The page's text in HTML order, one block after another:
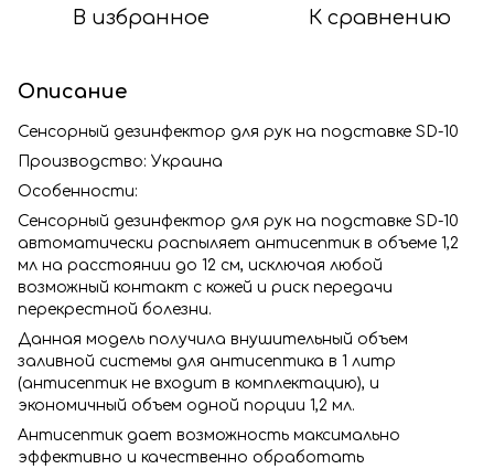
В избранное К сравнению
Описание
Сенсорный дезинфектор для рук на подставке SD-10
Производство: Украина
Особенности:
Сенсорный дезинфектор для рук на подставке SD-10
автоматически распыляет антисептик в объеме 1,2
мл на расстоянии до 12 см, исключая любой
возможный контакт с кожей и риск передачи
перекрестной болезни.
Данная модель получила внушительный объем
заливной системы для антисептика в 1 литр
(антисептик не входит в комплектацию), и
экономичный объем одной порции 1,2 мл.
Антисептик дает возможность максимально
эффективно и качественно обработать